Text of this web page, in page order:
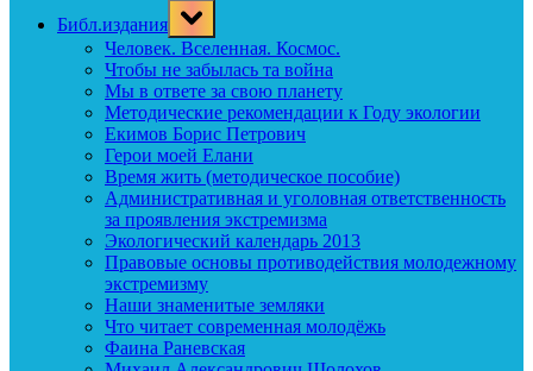
Библ.издания
Toggle
sub-
menu
Человек. Вселенная. Космос.
Чтобы не забылась та война
Мы в ответе за свою планету
Методические рекомендации к Году экологии
Екимов Борис Петрович
Герои моей Елани
Время жить (методическое пособие)
Административная и уголовная ответственность
за проявления экстремизма
Экологический календарь 2013
Правовые основы противодействия молодежному
экстремизму
Наши знаменитые земляки
Что читает современная молодёжь
Фаина Раневская